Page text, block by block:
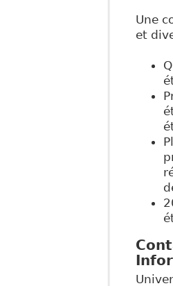
Une
et